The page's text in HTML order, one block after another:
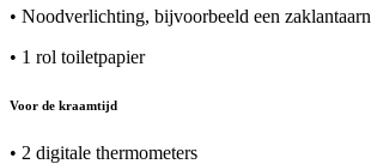
• Noodverlichting, bijvoorbeeld een zaklantaarn
• 1 rol toiletpapier
Voor de kraamtijd
• 2 digitale thermometers